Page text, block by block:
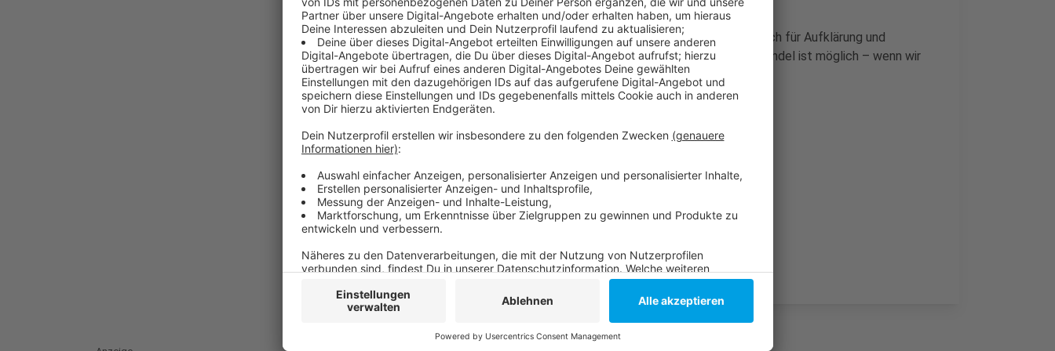
Bis zu dreieinhalb Stunden plädiert der Kabarettist leidenschaftlich für Aufklärung und
Mitgefühl, gegen Doppelmoral und konsumselige Wurstigkeit: Wandel ist möglich – wenn wir
wollen.
Freitag, 26. Januar 2024, 20 Uhr
Robert-Schumann-Saal, Ehrenhof 4-5, 40479 Düsseldorf
Mehr Infos hier.
Anzeige